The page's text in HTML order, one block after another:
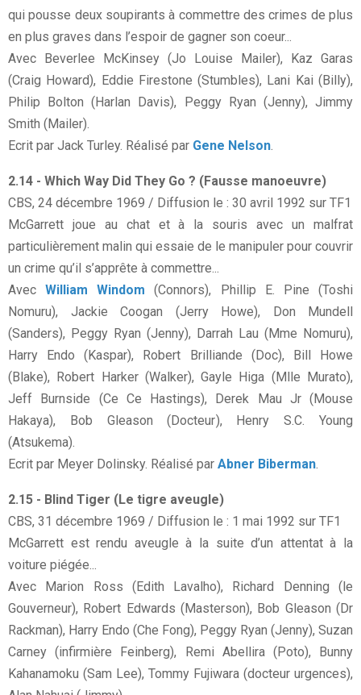
qui pousse deux soupirants à commettre des crimes de plus
en plus graves dans l’espoir de gagner son coeur...
Avec Beverlee McKinsey (Jo Louise Mailer), Kaz Garas
(Craig Howard), Eddie Firestone (Stumbles), Lani Kai (Billy),
Philip Bolton (Harlan Davis), Peggy Ryan (Jenny), Jimmy
Smith (Mailer).
Ecrit par Jack Turley. Réalisé par Gene Nelson.
2.14 - Which Way Did They Go ? (Fausse manoeuvre)
CBS, 24 décembre 1969 / Diffusion le : 30 avril 1992 sur TF1
McGarrett joue au chat et à la souris avec un malfrat
particulièrement malin qui essaie de le manipuler pour couvrir
un crime qu’il s’apprête à commettre...
AvecWilliam Windom (Connors), Phillip E. Pine (Toshi
Nomuru), Jackie Coogan (Jerry Howe), Don Mundell
(Sanders), Peggy Ryan (Jenny), Darrah Lau (Mme Nomuru),
Harry Endo (Kaspar), Robert Brilliande (Doc), Bill Howe
(Blake), Robert Harker (Walker), Gayle Higa (Mlle Murato),
Jeff Burnside (Ce Ce Hastings), Derek Mau Jr (Mouse
Hakaya), Bob Gleason (Docteur), Henry S.C. Young
(Atsukema).
Ecrit par Meyer Dolinsky. Réalisé par Abner Biberman.
2.15 - Blind Tiger (Le tigre aveugle)
CBS, 31 décembre 1969 / Diffusion le : 1 mai 1992 sur TF1
McGarrett est rendu aveugle à la suite d’un attentat à la
voiture piégée...
Avec Marion Ross (Edith Lavalho), Richard Denning (le
Gouverneur), Robert Edwards (Masterson), Bob Gleason (Dr
Rackman), Harry Endo (Che Fong), Peggy Ryan (Jenny), Suzan
Carney (infirmière Feinberg), Remi Abellira (Poto), Bunny
Kahanamoku (Sam Lee), Tommy Fujiwara (docteur urgences),